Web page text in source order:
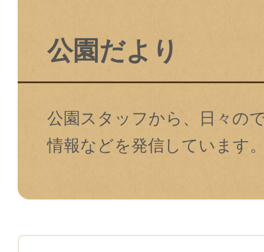
公園だより
公園スタッフから、⽇々の
情報などを発信しています